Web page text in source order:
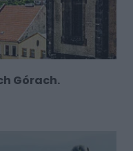
Górach.